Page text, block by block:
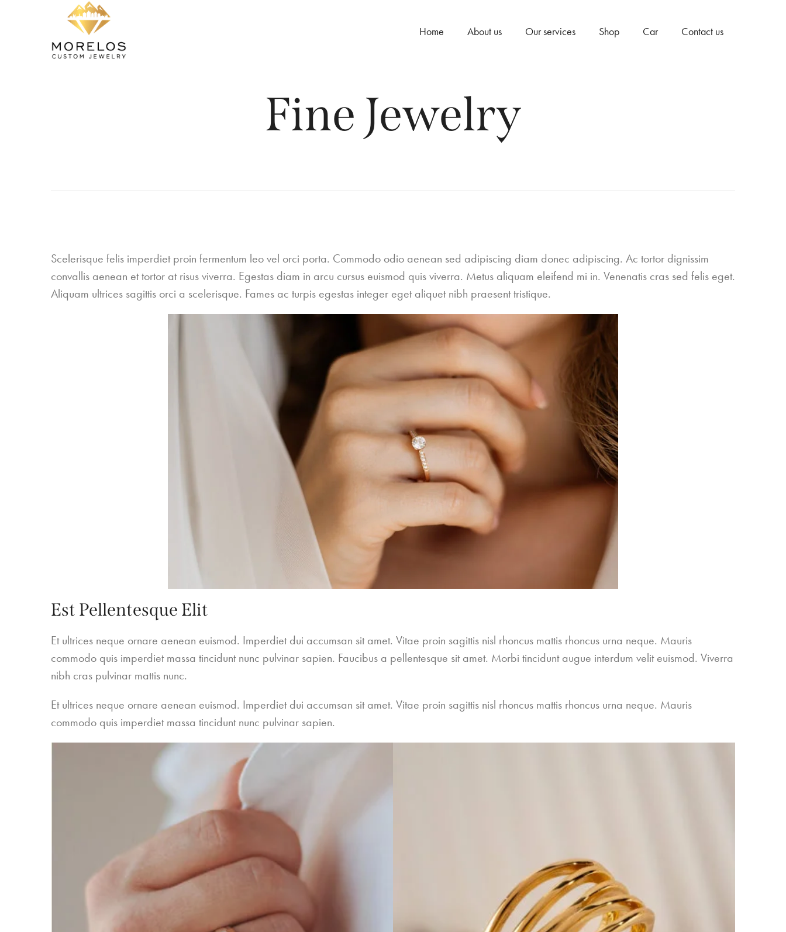
Home About us Our services Shop Car Contact us
Fine Jewelry
Scelerisque felis imperdiet proin fermentum leo vel orci porta. Commodo odio aenean sed adipiscing diam donec adipiscing. Ac tortor dignissim
convallis aenean et tortor at risus viverra. Egestas diam in arcu cursus euismod quis viverra. Metus aliquam eleifend mi in. Venenatis cras sed felis eget.
Aliquam ultrices sagittis orci a scelerisque. Fames ac turpis egestas integer eget aliquet nibh praesent tristique.
Est Pellentesque Elit
Et ultrices neque ornare aenean euismod. Imperdiet dui accumsan sit amet. Vitae proin sagittis nisl rhoncus mattis rhoncus urna neque. Mauris
commodo quis imperdiet massa tincidunt nunc pulvinar sapien. Faucibus a pellentesque sit amet. Morbi tincidunt augue interdum velit euismod. Viverra
nibh cras pulvinar mattis nunc.
Et ultrices neque ornare aenean euismod. Imperdiet dui accumsan sit amet. Vitae proin sagittis nisl rhoncus mattis rhoncus urna neque. Mauris
commodo quis imperdiet massa tincidunt nunc pulvinar sapien.